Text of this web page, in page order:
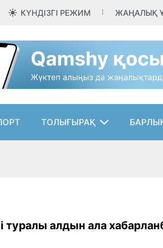
КҮНДІЗГІ РЕЖИМ ЖАҢАЛЫҚ
ТОЛЫҒЫРАҚ
туралы алдын ала